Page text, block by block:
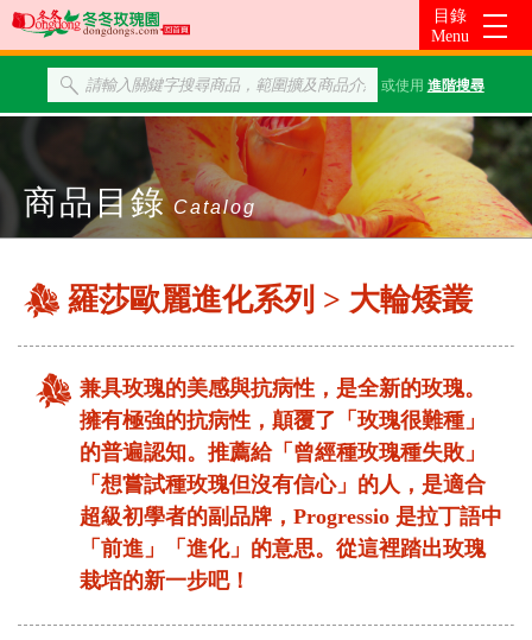
或使用 進階搜尋
商品目錄 Catalog
羅莎歐麗進化系列 > 大輪矮叢
兼具玫瑰的美感與抗病性，是全新的玫瑰。
擁有極強的抗病性，顛覆了「玫瑰很難種」
的普遍認知。推薦給「曾經種玫瑰種失敗」
「想嘗試種玫瑰但沒有信心」的人，是適合
超級初學者的副品牌， Progressio 是拉丁語中
「前進」「進化」的意思。從這裡踏出玫瑰
栽培的新一步吧！